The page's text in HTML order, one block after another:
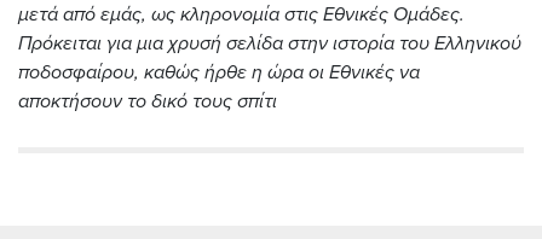
μετά από εμάς, ως κληρονομία στις Εθνικές Ομάδες.
Πρόκειται για μια χρυσή σελίδα στην ιστορία του Ελληνικού
ποδοσφαίρου, καθώς ήρθε η ώρα οι Εθνικές να
αποκτήσουν το δικό τους σπίτι